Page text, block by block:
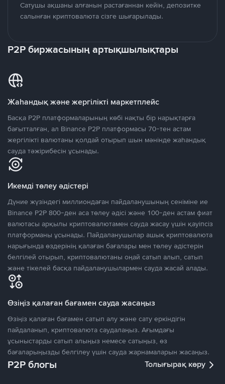
Сатушы ақшаны алғанын растағаннан кейін, депозитке
салынған криптовалюта сізге шығарылады.
P2P биржасының артықшылықтары
Жаһандық және жергілікті маркетплейс
Басқа P2P платформаларының көбі нақты бір нарықтарға
бағытталған, ал Binance P2P платформасы 70-тен астам
жергілікті валютаны қолдай отырып шын мәнінде жаһандық
сауда тәжірибесін ұсынады.
Икемді төлеу әдістері
Дүние жүзіндегі миллиондаған пайдаланушының сеніміне ие
Binance P2P 800-ден аса төлеу әдісі және 100-ден астам фиат
валютасы арқылы криптовалютамен сауда жасау үшін қауіпсіз
платформаны ұсынады. Пайдаланушылар ашық криптовалюта
нарығында өздерінің қалаған бағалары мен төлеу әдістерін
белгілей отырып, криптовалютаны оңай сатып алып, сатып
және тікелей басқа пайдаланушылармен сауда жасай алады.
Өзіңіз қалаған бағамен сауда жасаңыз
Өзіңіз қалаған бағамен сатып алу және сату еркіндігін
пайдаланып, криптовалюта саудалаңыз. Ағымдағы
ұсыныстарды сатып алыңыз немесе сатыңыз, өз
бағаларыңызды белгілеу үшін сауда жарнамаларын жасаңыз.
P2P блогы Толығырақ көру